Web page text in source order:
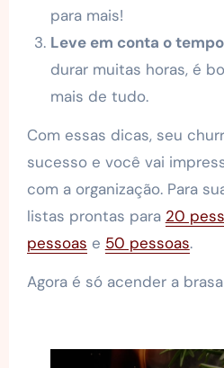
para mais!
Leve em conta o
durar muitas horas, é
mais de tudo.
Com essas dicas, seu
sucesso e você vai
com a organização. Para
listas prontas para 20
pessoas e 50 pessoas.
Agora é só acender a